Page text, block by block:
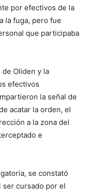
por efectivos de la
la fuga, pero fue
que participaba
Oliden y la
efectivos
la señal de
acatar la orden, el
a la zona del
e
se constató
ser cursado por el